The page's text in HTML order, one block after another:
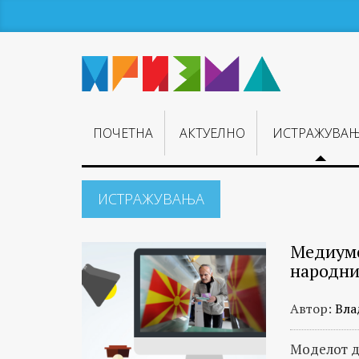
ПОЧЕТНА АКТУЕЛНО
ИСТРАЖУВАЊA
длабински
истражувања
новинарите
Автор:
Моделот